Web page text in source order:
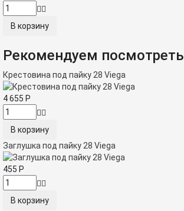
Рекомендуем посмотреть
Крестовина под пайку 28 Viega
4 655 Р
Заглушка под пайку 28 Viega
455 Р